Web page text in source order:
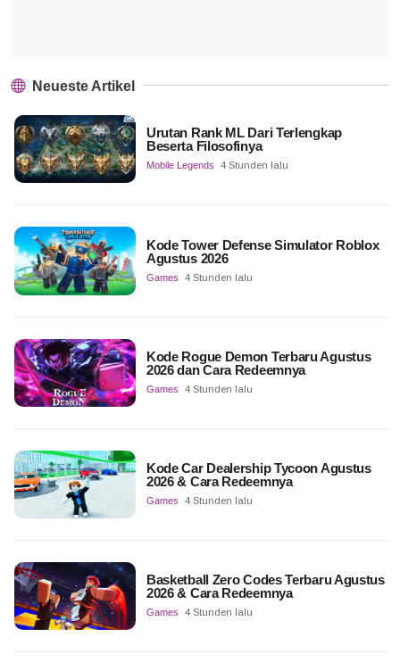
Neueste Artikel
Urutan Rank ML Dari Terlengkap
Beserta Filosofinya
Mobile Legends 4 Stunden lalu
Kode Tower Defense Simulator Roblox
Agustus 2026
Games 4 Stunden lalu
Kode Rogue Demon Terbaru Agustus
2026 dan Cara Redeemnya
Games 4 Stunden lalu
Kode Car Dealership Tycoon Agustus
2026 & Cara Redeemnya
Games 4 Stunden lalu
Basketball Zero Codes Terbaru Agustus
2026 & Cara Redeemnya
Games 4 Stunden lalu